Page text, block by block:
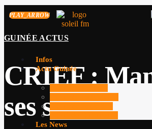
PLAY_ARROW
Infos
Actu Guinée
Les News
GUINÉE ACTUS
CRIEF :
ses soins